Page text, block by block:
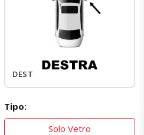
DESTRO
Tipo:
Solo Vetro